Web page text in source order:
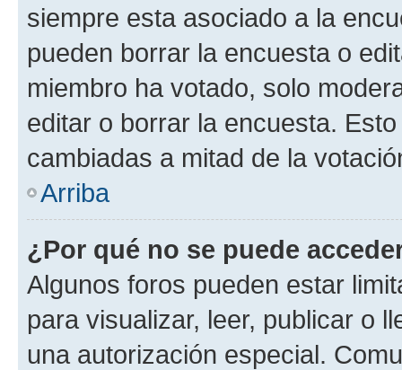
siempre esta asociado a la
pueden borrar la encuesta o
miembro ha votado, solo
editar o borrar la encuesta.
cambiadas a mitad de la
Arriba
¿Por qué no se puede
Algunos foros pueden estar
para visualizar, leer, publicar o
una autorización especial.